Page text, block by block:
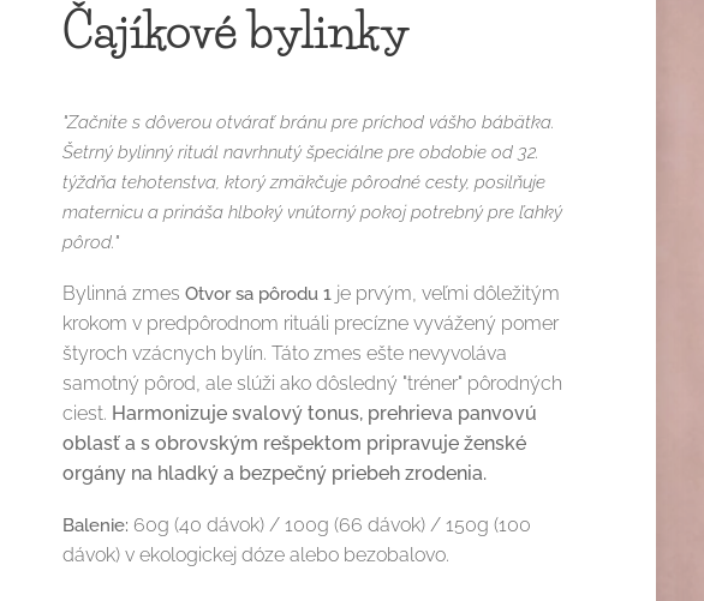
Čajíkové bylinky
"Začnite s dôverou otvárať bránu pre príchod vášho bábätka.
Šetrný bylinný rituál navrhnutý špeciálne pre obdobie od 32.
týždňa tehotenstva, ktorý zmäkčuje pôrodné cesty, posilňuje
maternicu a prináša hlboký vnútorný pokoj potrebný pre ľahký
pôrod."
Bylinná zmesOtvor sa pôrodu 1 je prvým, veľmi dôležitým
krokom v predpôrodnom rituáli precízne vyvážený pomer
štyroch vzácnych bylín. Táto zmes ešte nevyvoláva
samotný pôrod, ale slúži ako dôsledný "tréner" pôrodných
ciest. Harmonizuje svalový tonus, prehrieva panvovú
oblasť a s obrovským rešpektom pripravuje ženské
orgány na hladký a bezpečný priebeh zrodenia.
Balenie: 60g (40 dávok) / 100g (66 dávok) / 150g (100
dávok) v ekologickej dóze alebo bezobalovo.